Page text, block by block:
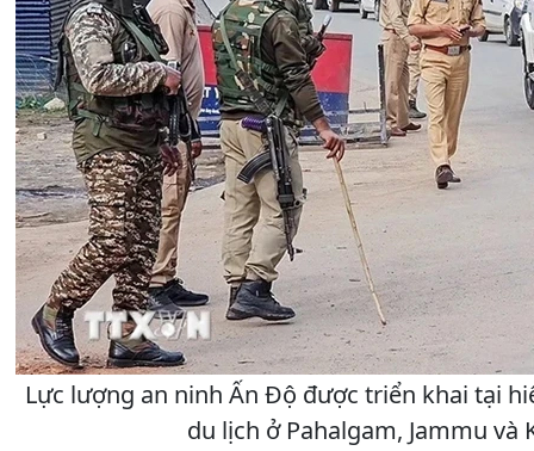
Lực lượng an ninh Ấn Độ được triển khai tại
du lịch ở Pahalgam, Jammu và